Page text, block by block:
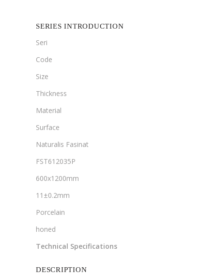
SERIES INTRODUCTION
Seri
Code
Size
Thickness
Material
Surface
Naturalis Fasinat
FST612035P
600x1200mm
11±0.2mm
Porcelain
honed
Technical Specifications
DESCRIPTION